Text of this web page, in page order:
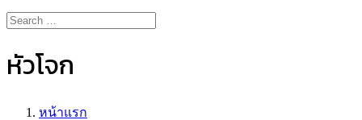
หัวโจก
หน้าแรก